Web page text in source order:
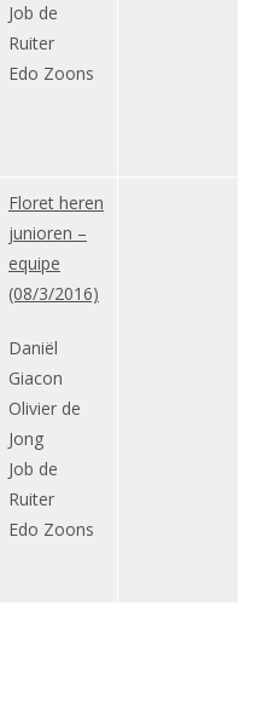
Job de
Ruiter
Edo Zoons
Floret heren
junioren –
equipe
(08/3/2016)
Daniël
Giacon
Olivier de
Jong
Job de
Ruiter
Edo Zoons